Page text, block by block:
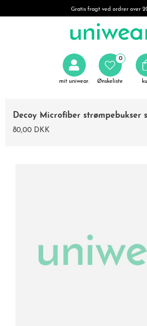
Gratis fragt ved ordrer over
mit uniwear. Ønskeliste
0
Decoy Microfiber strømpebukser
80,00 DKK